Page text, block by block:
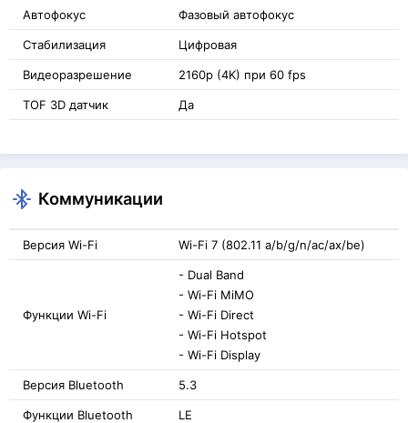
Автофокус Фазовый автофокус
Стабилизация Цифровая
Видеоразрешение 2160p (4K) при 60 fps
TOF 3D датчик Да
Коммуникации
Версия Wi-Fi Wi-Fi 7 (802.11 a/b/g/n/ac/ax/be)
Функции Wi-Fi
- Dual Band
- Wi-Fi MiMO
- Wi-Fi Direct
- Wi-Fi Hotspot
- Wi-Fi Display
Версия Bluetooth 5.3
Функции Bluetooth LE